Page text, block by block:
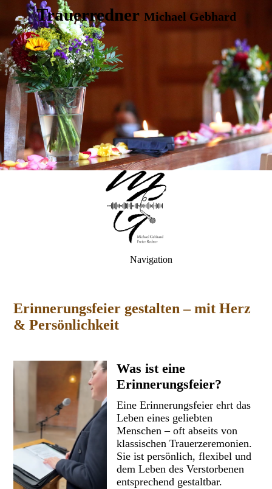
Trauerredner Michael Gebhard
Navigation
Erinnerungsfeier gestalten – mit Herz
& Persönlichkeit
Was ist eine
Erinnerungsfeier?
Eine Erinnerungsfeier ehrt das
Leben eines geliebten
Menschen – oft abseits von
klassischen Trauerzeremonien.
Sie ist persönlich, flexibel und
dem Leben des Verstorbenen
entsprechend gestaltbar.